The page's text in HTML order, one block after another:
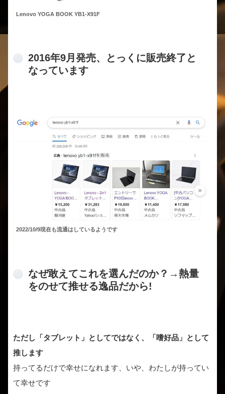
Lenovo YOGA BOOK YB1-X91F
2016年9月発売、とっくに販売終了と
なっています
2022/10/9現在も流通はしているようです
なぜ敢えてこれを選んだのか？→熱量
をのせて推せる逸品だから!
ただし「タブレット」としてではなく、「嗜好品」として
推します
持ってるだけで幸せになれます、いや、わたしが持ってい
て幸せです